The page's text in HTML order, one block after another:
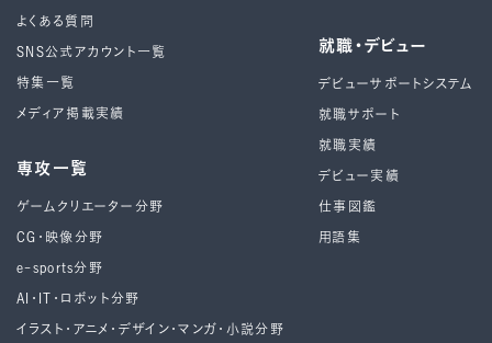
よくある質問
SNS公式アカウント一覧
特集一覧
メディア掲載実績
専攻一覧
ゲームクリエーター分野
CG・映像分野
e-sports分野
AI・IT・ロボット分野
イラスト・アニメ・デザイン・マンガ・小説分野
就職・デビュー
デビューサポートシステム
就職サポート
就職実績
デビュー実績
仕事図鑑
用語集